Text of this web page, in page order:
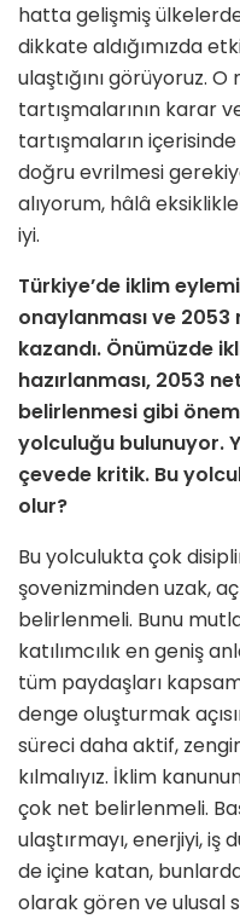
hatta gelişmiş
dikkate aldığımızda
ulaştığını görüyoruz.
tartışmalarının karar
tartışmaların
doğru evrilmesi
alıyorum, hâlâ
iyi.
Türkiye’de iklim
onaylanması ve 2053
kazandı. Önümüzde
hazırlanması, 2053 net
belirlenmesi gibi
yolculuğu bulunuyor.
çevede kritik. Bu
olur?
Bu yolculukta çok
şovenizminden uzak,
belirlenmeli. Bunu
katılımcılık en geniş
tüm paydaşları
denge oluşturmak
süreci daha aktif,
kılmalıyız. İklim
çok net belirlenmeli.
ulaştırmayı, enerjiyi, iş
de içine katan,
olarak gören ve ulusal